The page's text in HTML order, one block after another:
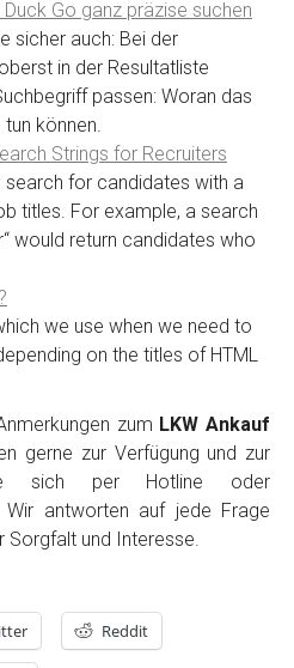
Go ganz präzise suchen
sicher auch: Bei der
in der Resultatliste
passen: Woran das
können.
Strings for Recruiters
for candidates with a
titles. For example, a search
would return candidates who
we use when we need to
on the titles of HTML
zum LKW Ankauf
gerne zur Verfügung und zur
sich per Hotline oder
antworten auf jede Frage
Sorgfalt und Interesse.
Reddit